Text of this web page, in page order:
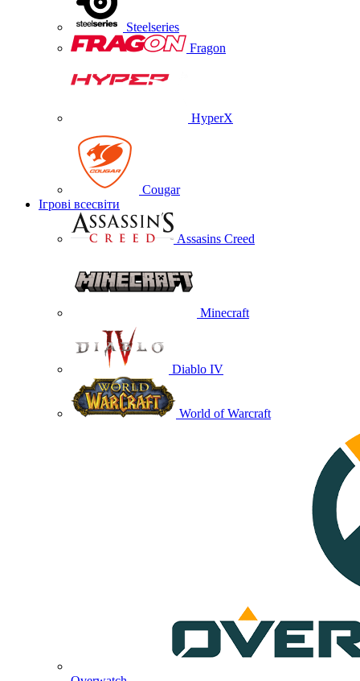
Steelseries
Fragon
HyperX
Cougar
Ігрові всесвіти
Assasins Creed
Minecraft
Diablo IV
World of Warcraft